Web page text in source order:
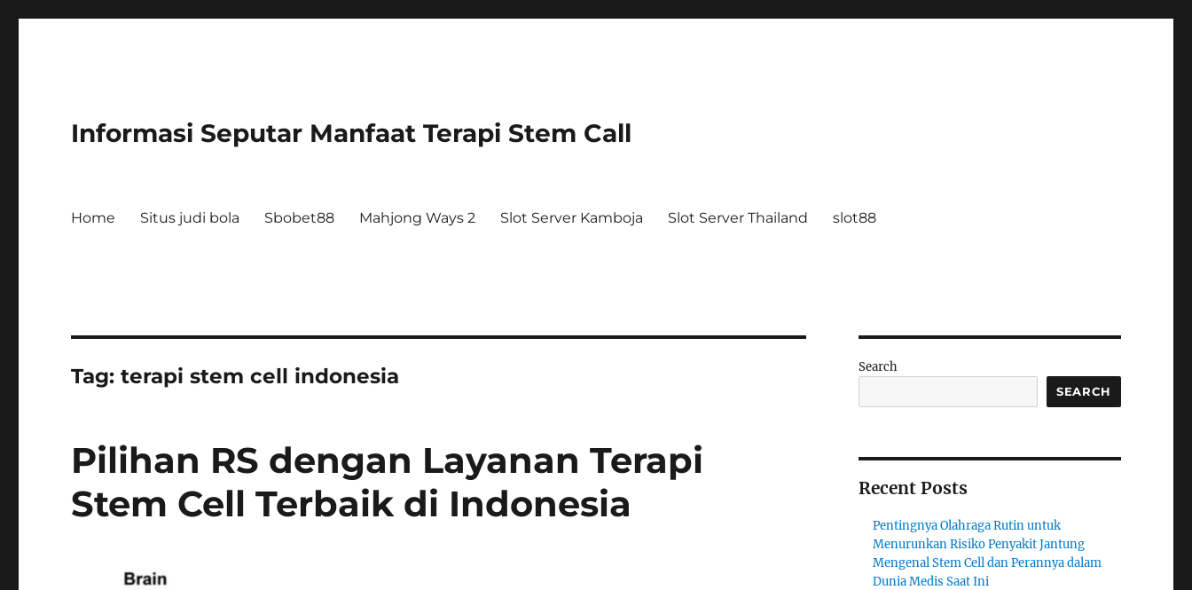
Informasi Seputar Manfaat Terapi Stem Call
Home Situs judi bola Sbobet88 Mahjong Ways 2 Slot Server Kamboja Slot Server Thailand slot88
Tag:terapi stem cell indonesia
Pilihan RS dengan Layanan Terapi
Stem Cell Terbaik di Indonesia
Search
SEARCH
Recent Posts
Pentingnya Olahraga Rutin untuk
Menurunkan Risiko Penyakit Jantung
Mengenal Stem Cell dan Perannya dalam
Dunia Medis Saat Ini